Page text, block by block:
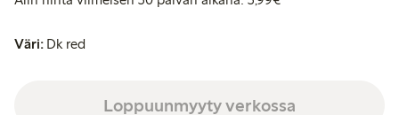
Väri: Dk red
Loppuunmyyty verkossa